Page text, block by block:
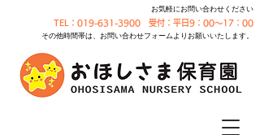
お気軽にお問い合わせください
TEL：019-631-3900 受付：平日9：00～17：00
その他時間帯は、お問い合わせフォームよりお願いいたします。